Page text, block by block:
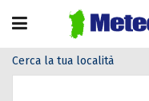
Cerca la tua località